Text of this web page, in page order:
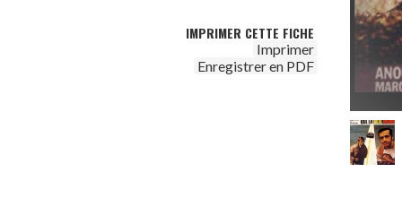
IMPRIMER CETTE FICHE
Imprimer
Enregistrer en PDF